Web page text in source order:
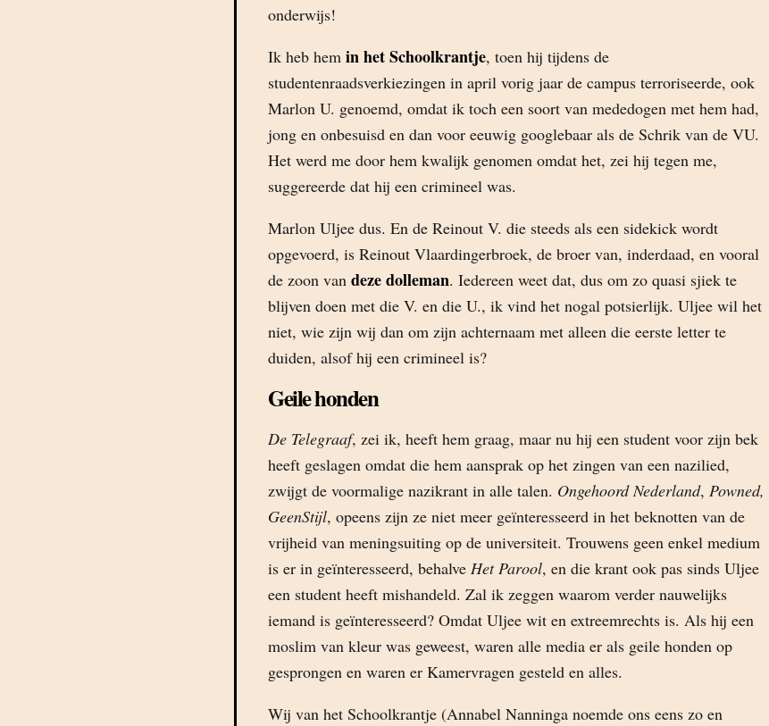
onderwijs!
Ik heb hem in het Schoolkrantje, toen hij tijdens de
studentenraadsverkiezingen in april vorig jaar de campus terroriseerde, ook
Marlon U. genoemd, omdat ik toch een soort van mededogen met hem had,
jong en onbesuisd en dan voor eeuwig googlebaar als de Schrik van de VU.
Het werd me door hem kwalijk genomen omdat het, zei hij tegen me,
suggereerde dat hij een crimineel was.
Marlon Uljee dus. En de Reinout V. die steeds als een sidekick wordt
opgevoerd, is Reinout Vlaardingerbroek, de broer van, inderdaad, en vooral
de zoon van deze dolleman. Iedereen weet dat, dus om zo quasi sjiek te
blijven doen met die V. en die U., ik vind het nogal potsierlijk. Uljee wil het
niet, wie zijn wij dan om zijn achternaam met alleen die eerste letter te
duiden, alsof hij een crimineel is?
Geile honden
De Telegraaf, zei ik, heeft hem graag, maar nu hij een student voor zijn bek
heeft geslagen omdat die hem aansprak op het zingen van een nazilied,
zwijgt de voormalige nazikrant in alle talen. Ongehoord Nederland, Powned,
GeenStijl, opeens zijn ze niet meer geïnteresseerd in het beknotten van de
vrijheid van meningsuiting op de universiteit. Trouwens geen enkel medium
is er in geïnteresseerd, behalve Het Parool, en die krant ook pas sinds Uljee
een student heeft mishandeld. Zal ik zeggen waarom verder nauwelijks
iemand is geïnteresseerd? Omdat Uljee wit en extreemrechts is. Als hij een
moslim van kleur was geweest, waren alle media er als geile honden op
gesprongen en waren er Kamervragen gesteld en alles.
Wij van het Schoolkrantje (Annabel Nanninga noemde ons eens zo en